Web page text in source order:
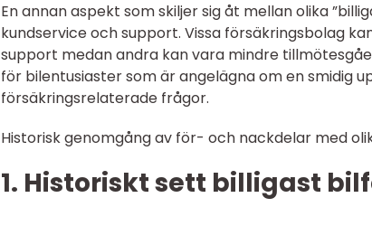
En annan aspekt som skiljer sig åt mellan olika
kundservice och support. Vissa försäkringsbolag
support medan andra kan vara mindre
för bilentusiaster som är angelägna om en smidig
försäkringsrelaterade frågor.
Historisk genomgång av för- och nackdelar med
1. Historiskt sett billigast